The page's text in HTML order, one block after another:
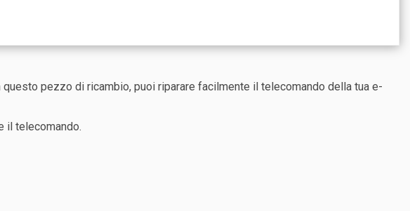
pezzo di ricambio, puoi riparare facilmente il telecomando della tua e-
il telecomando.